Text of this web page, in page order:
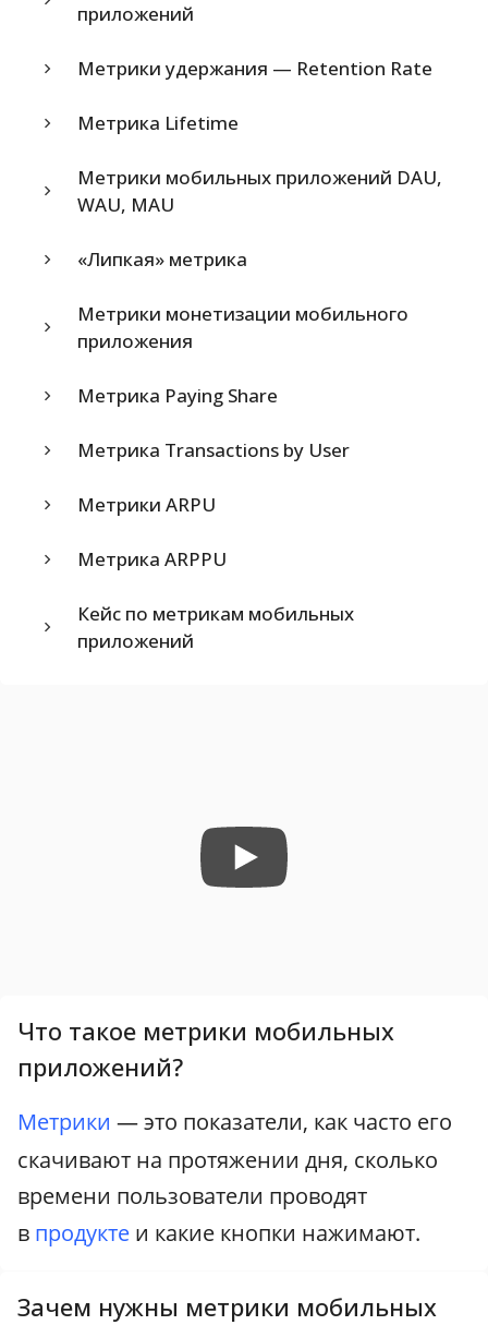
приложений
Метрики удержания — Retention Rate
Метрика Lifetime
Метрики мобильных приложений DAU,
WAU, MAU
«Липкая» метрика
Метрики монетизации мобильного
приложения
Метрика Paying Share
Метрика Transactions by User
Метрики ARPU
Метрика ARPPU
Кейс по метрикам мобильных
приложений
Что такое метрики мобильных
приложений?
Метрики — это показатели, как часто его
скачивают на протяжении дня, сколько
времени пользователи проводят
в продукте и какие кнопки нажимают.
Зачем нужны метрики мобильных